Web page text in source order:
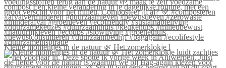
Kleine momentjes in de natuur 🌿 Het zomerklokje l